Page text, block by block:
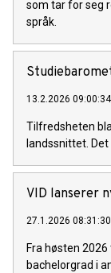
som tar for seg
språk.
13.2.2026
Tilfredsheten
landssnittet.
VID lanserer
27.1.2026
Fra høsten
bachelorgrad i